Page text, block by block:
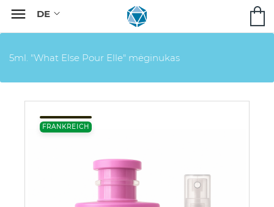

5ml. "What Else Pour Elle" mėginukas
FRANKREICH